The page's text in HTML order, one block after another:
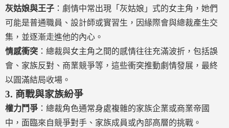
灰姑娘與王子 ：劇情中常出現「灰姑娘」式的女主角，她們
可能是普通職員、設計師或實習生，因緣際會與總裁產生交
集，並逐漸走進他的內心。
情感衝突 ：總裁與女主角之間的感情往往充滿波折，包括誤
會、家族反對、商業競爭等，這些衝突推動劇情發展，最終
以圓滿結局收場。
3. 商戰與家族紛爭
權力鬥爭 ：總裁角色通常身處複雜的家族企業或商業帝國
中，面臨來自競爭對手、家族成員或內部高層的挑戰。